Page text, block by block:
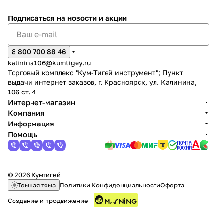
Подписаться на новости и акции
8 800 700 88 46
kalinina106@kumtigey.ru
Торговый комплекс "Кум-Тигей инструмент"; Пункт
выдачи интернет заказов, г. Красноярск, ул. Калинина,
106 ст. 4
Интернет-магазин
Компания
Информация
Помощь
© 2026 Кумтигей
Темная тема Политики КонфиденциальностиОферта
Создание и продвижение